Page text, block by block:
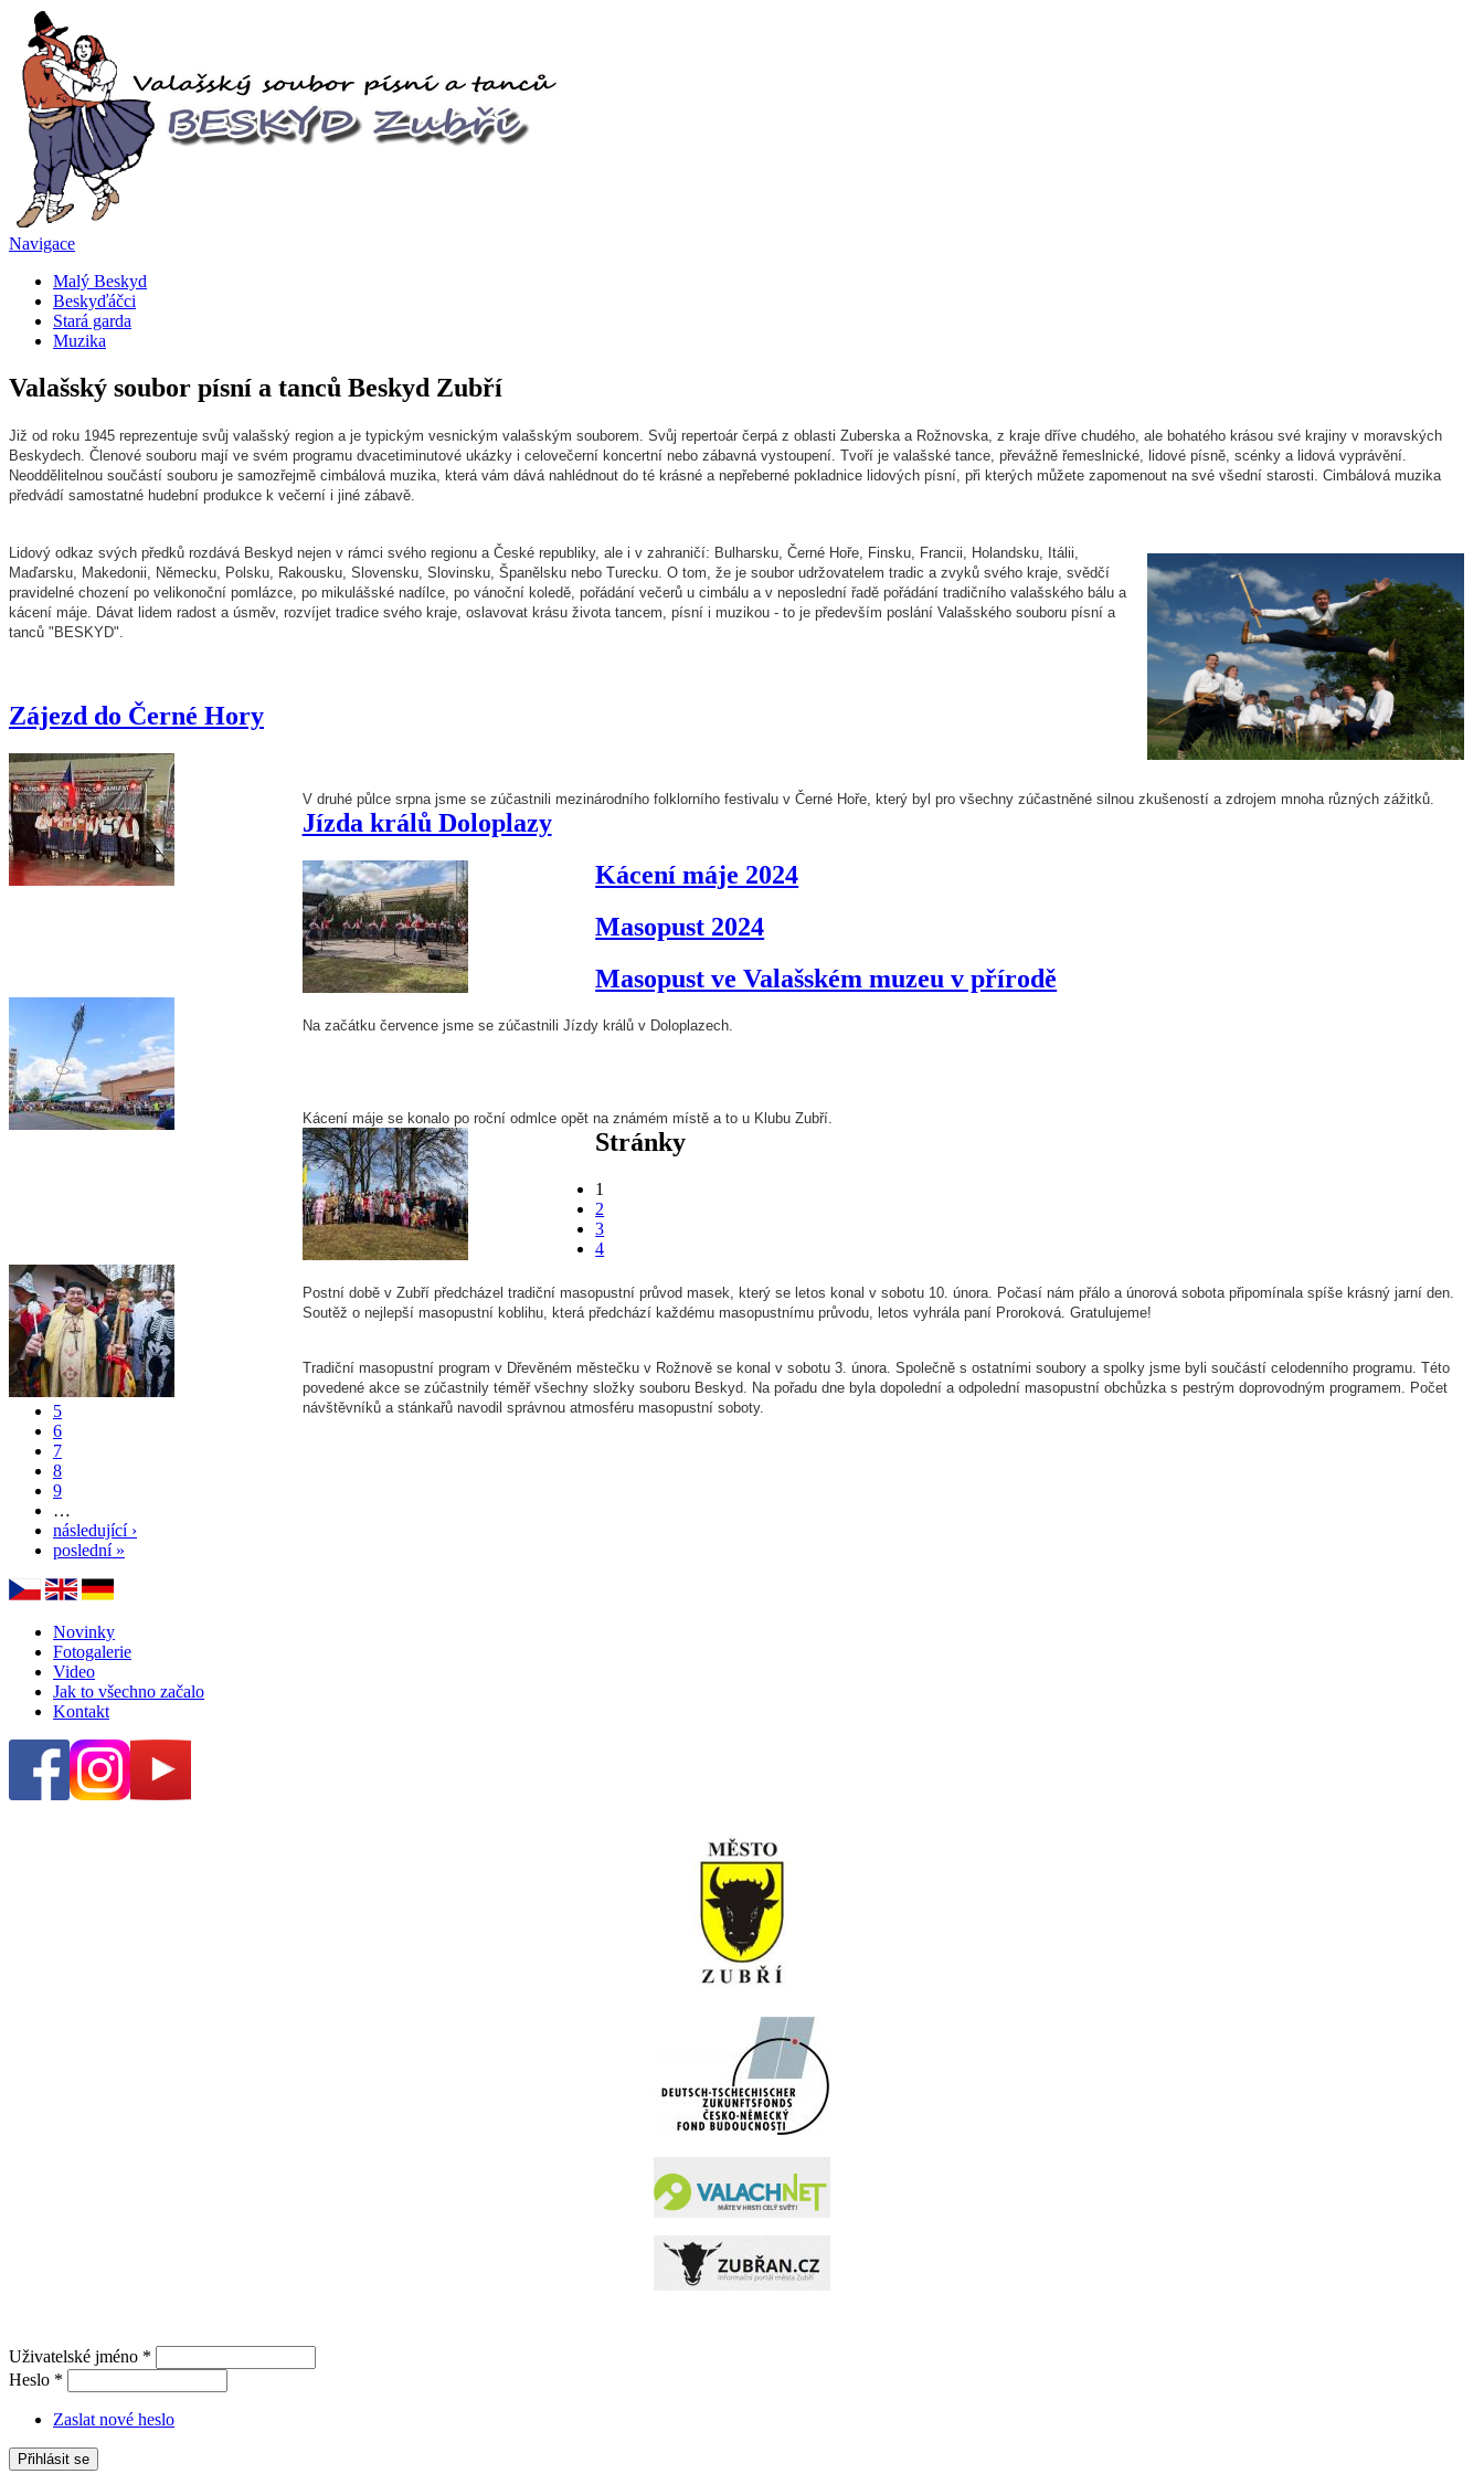
Navigace
Malý Beskyd
Beskyďáčci
Stará garda
Muzika
Valašský soubor písní a tanců Beskyd Zubří
Již od roku 1945 reprezentuje svůj valašský region a je typickým vesnickým valašským souborem. Svůj repertoár čerpá z oblasti Zuberska a Rožnovska, z kraje dříve chudého, ale bohatého krásou své krajiny v moravských
Beskydech. Členové souboru mají ve svém programu dvacetiminutové ukázky i celovečerní koncertní nebo zábavná vystoupení. Tvoří je valašské tance, převážně řemeslnické, lidové písně, scénky a lidová vyprávění.
Neoddělitelnou součástí souboru je samozřejmě cimbálová muzika, která vám dává nahlédnout do té krásné a nepřeberné pokladnice lidových písní, při kterých můžete zapomenout na své všední starosti. Cimbálová muzika
předvádí samostatné hudební produkce k večerní i jiné zábavě.
Lidový odkaz svých předků rozdává Beskyd nejen v rámci svého regionu a České republiky, ale i v zahraničí: Bulharsku, Černé Hoře, Finsku, Francii, Holandsku, Itálii,
Maďarsku, Makedonii, Německu, Polsku, Rakousku, Slovensku, Slovinsku, Španělsku nebo Turecku. O tom, že je soubor udržovatelem tradic a zvyků svého kraje , svědčí
pravidelné chození po velikonoční pomlázce, po mikulášské nadílce, po vánoční koledě, pořádání večerů u cimbálu a v neposlední řadě pořádání tradičního valašského bálu a
kácení máje. Dávat lidem radost a úsměv, rozvíjet tradice svého kraje, oslavovat krásu života tancem, písní i muzikou - to je především poslání Valašského souboru písní a
tanců "BESKYD".
Zájezd do Černé Hory
V druhé půlce srpna jsme se zúčastnili mezinárodního folklorního festivalu v Černé Hoře, který byl pro všechny zúčastněné silnou zkušeností a zdrojem mnoha různých zážitků.
Jízda králů Doloplazy
Na začátku července jsme se zúčastnili Jízdy králů v Doloplazech.
Kácení máje 2024
Kácení máje se konalo po roční odmlce opět na známém místě a to u Klubu Zubří.
Masopust 2024
Postní době v Zubří předcházel tradiční masopustní průvod masek, který se letos konal v sobotu 10. února. Počasí nám přálo a únorová sobota připomínala spíše krásný jarní den.
Soutěž o nejlepší masopustní koblihu, která předchází každému masopustnímu průvodu, letos vyhrála paní Proroková. Gratulujeme!
Masopust ve Valašském muzeu v přírodě
Tradiční masopustní program v Dřevěném městečku v Rožnově se konal v sobotu 3. února. Společně s ostatními soubory a spolky jsme byli součástí celodenního programu. Této
povedené akce se zúčastnily téměř všechny složky souboru Beskyd. Na pořadu dne byla dopolední a odpolední masopustní obchůzka s pestrým doprovodným programem. Počet
návštěvníků a stánkařů navodil správnou atmosféru masopustní soboty.
Stránky
1
2
3
4
5
6
7
8
9
…
následující ›
poslední »
Novinky
Fotogalerie
Video
Jak to všechno začalo
Kontakt
Uživatelské jméno *
Heslo *
Zaslat nové heslo